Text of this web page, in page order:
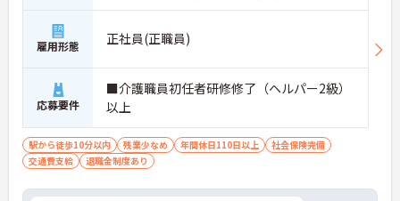
雇用形態 正社員(正職員)
応募要件
■介護職員初任者研修修了（ヘルパー2級）
以上
駅から徒歩10分以内 残業少なめ 年間休日110日以上
社会保険完備
交通費支給
退職金制度あり